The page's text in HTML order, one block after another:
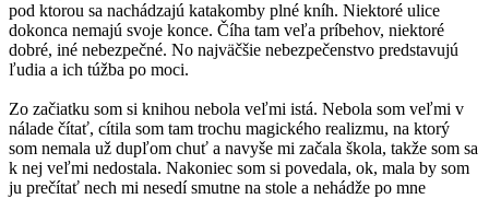
pod ktorou sa nachádzajú katakomby plné kníh. Niektoré ulice
dokonca nemajú svoje konce. Číha tam veľa príbehov, niektoré
dobré, iné nebezpečné. No najväčšie nebezpečenstvo predstavujú
ľudia a ich túžba po moci.
Zo začiatku som si knihou nebola veľmi istá. Nebola som veľmi v
nálade čítať, cítila som tam trochu magického realizmu, na ktorý
som nemala už dupľom chuť a navyše mi začala škola, takže som sa
k nej veľmi nedostala. Nakoniec som si povedala, ok, mala by som
ju prečítať nech mi nesedí smutne na stole a nehádže po mne